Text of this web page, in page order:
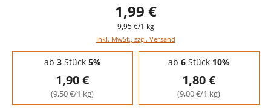
1,99 €
9,95 €/1 kg
inkl. MwSt., zzgl. Versand
Staffelpreise - Mengenrabatt
ab 3Stück 5%
1,90 €
(9,50 €/1 kg)
ab 6Stück 10%
1,80 €
(9,00 €/1 kg)